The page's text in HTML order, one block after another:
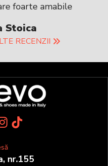
foarte amabile
Stoica
RECENZII
nr.155